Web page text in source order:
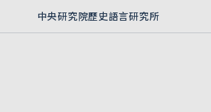
中央研究院歷史語言研究所